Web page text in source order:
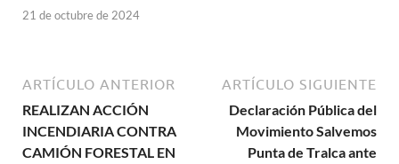
21 de octubre de 2024
ARTÍCULO ANTERIOR
REALIZAN ACCIÓN
INCENDIARIA CONTRA
CAMIÓN FORESTAL EN
ARTÍCULO SIGUIENTE
Declaración Pública del
Movimiento Salvemos
Punta de Tralca ante